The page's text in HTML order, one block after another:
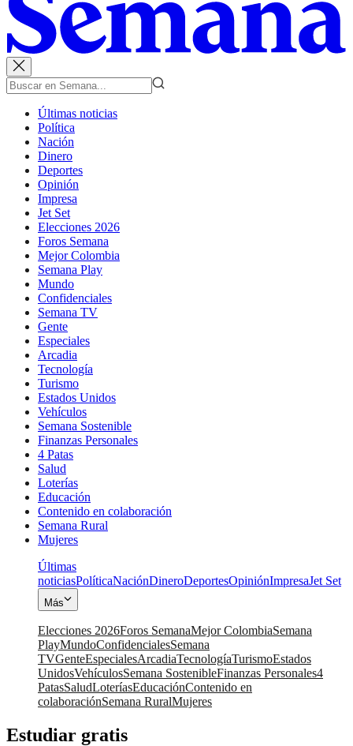
Últimas noticias
Política
Nación
Dinero
Deportes
Opinión
Impresa
Jet Set
Elecciones 2026
Foros Semana
Mejor Colombia
Semana Play
Mundo
Confidenciales
Semana TV
Gente
Especiales
Arcadia
Tecnología
Turismo
Estados Unidos
Vehículos
Semana Sostenible
Finanzas Personales
4 Patas
Salud
Loterías
Educación
Contenido en colaboración
Semana Rural
Mujeres
Últimas
noticiasPolíticaNaciónDineroDeportesOpiniónImpresaJet Set
Más
Elecciones 2026Foros SemanaMejor ColombiaSemana
PlayMundoConfidencialesSemana
TVGenteEspecialesArcadiaTecnologíaTurismoEstados
UnidosVehículosSemana SostenibleFinanzas Personales4
PatasSaludLoteríasEducaciónContenido en
colaboraciónSemana RuralMujeres
Estudiar gratis